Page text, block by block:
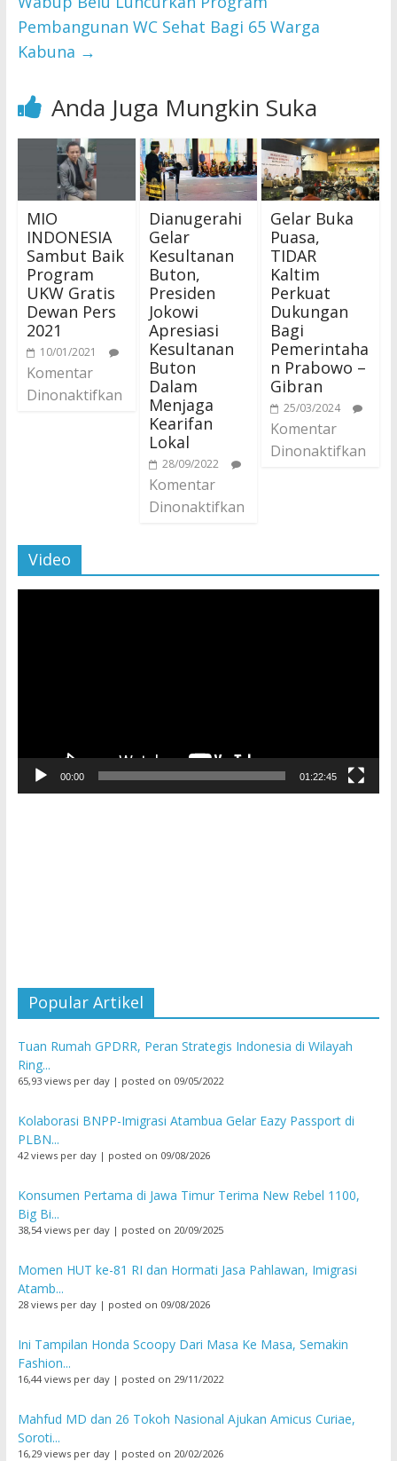
Pembangunan WC Sehat Bagi 65 Warga
Kabuna →
Anda Juga Mungkin Suka
MIO
INDONESIA
Sambut Baik
Program
UKW Gratis
Dewan Pers
2021
10/01/2021
Komentar
Dinonaktifkan
Dianugerahi
Gelar
Kesultanan
Buton,
Presiden
Jokowi
Apresiasi
Kesultanan
Buton
Dalam
Menjaga
Kearifan
Lokal
28/09/2022
Komentar
Dinonaktifkan
Gelar Buka
Puasa,
TIDAR
Kaltim
Perkuat
Dukungan
Bagi
Pemerintaha
n Prabowo –
Gibran
25/03/2024
Komentar
Dinonaktifkan
Video
00:00 01:22:45
Popular Artikel
Tuan Rumah GPDRR, Peran Strategis Indonesia di Wilayah
Ring...
65,93 views per day| posted on 09/05/2022
Kolaborasi BNPP-Imigrasi Atambua Gelar Eazy Passport di
PLBN...
42 views per day| posted on 09/08/2026
Konsumen Pertama di Jawa Timur Terima New Rebel 1100,
Big Bi...
38,54 views per day| posted on 20/09/2025
Momen HUT ke-81 RI dan Hormati Jasa Pahlawan, Imigrasi
Atamb...
28 views per day| posted on 09/08/2026
Ini Tampilan Honda Scoopy Dari Masa Ke Masa, Semakin
Fashion...
16,44 views per day| posted on 29/11/2022
Mahfud MD dan 26 Tokoh Nasional Ajukan Amicus Curiae,
Soroti...
16,29 views per day| posted on 20/02/2026